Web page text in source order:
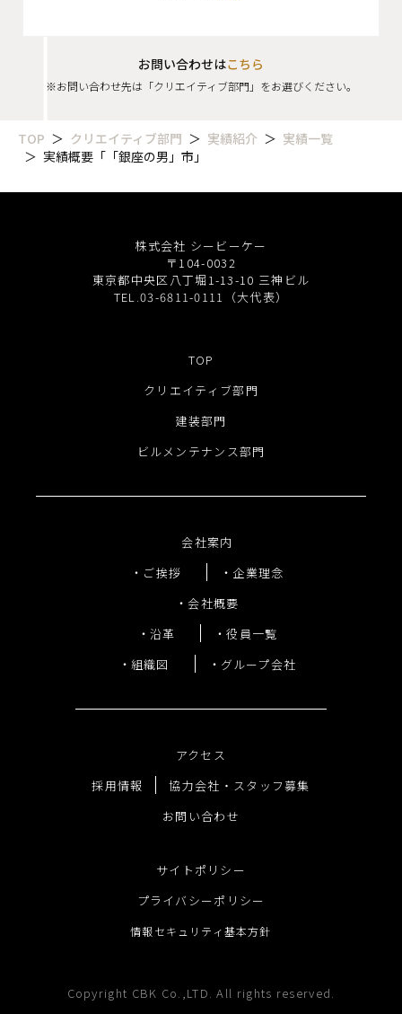
お問い合わせはこちら
※お問い合わせ先は「クリエイティブ部門」をお選びください。
TOP クリエイティブ部門 実績紹介
実績一覧
実績概要「「銀座の男」市」
株式会社 シービーケー
〒104-0032
東京都中央区八丁堀1-13-10 三神ビル
TEL.03-6811-0111（大代表）
TOP
クリエイティブ部門
建装部門
ビルメンテナンス部門
会社案内
ご挨拶
企業理念
会社概要
沿革
役員一覧
組織図
グループ会社
アクセス
採用情報
協力会社・スタッフ募集
お問い合わせ
サイトポリシー
プライバシーポリシー
情報セキュリティ基本方針
Copyright CBK Co.,LTD. All rights reserved.